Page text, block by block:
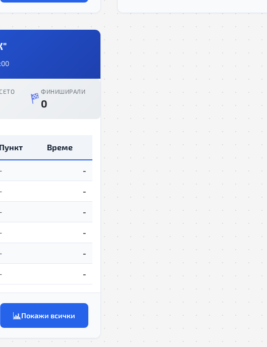
ФИНИШИРАЛИ
0
Пункт Време
- -
- -
- -
- -
- -
- -
Покажи всички